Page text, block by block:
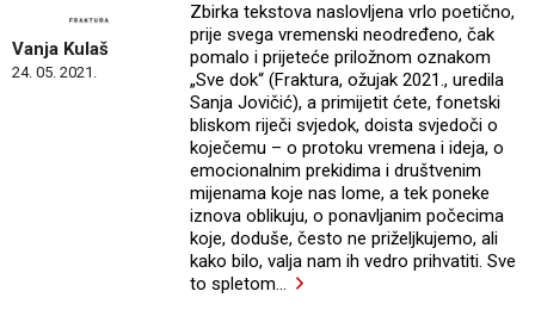
Vanja Kulaš
24. 05. 2021.
Zbirka tekstova naslovljena vrlo poetično,
prije svega vremenski neodređeno, čak
pomalo i prijeteće priložnom oznakom
„Sve dok“ (Fraktura, ožujak 2021., uredila
Sanja Jovičić), a primijetit ćete, fonetski
bliskom riječi svjedok, doista svjedoči o
koječemu – o protoku vremena i ideja, o
emocionalnim prekidima i društvenim
mijenama koje nas lome, a tek poneke
iznova oblikuju, o ponavljanim počecima
koje, doduše, često ne priželjkujemo, ali
kako bilo, valja nam ih vedro prihvatiti. Sve
to spletom…